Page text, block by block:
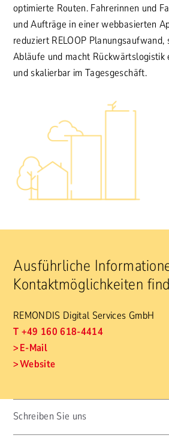
optimierte Routen. Fahrerinnen und
und Aufträge in einer webbasierten
reduziert RELOOP
Abläufe und macht
und skalierbar im Tagesgeschäft.
Ausführliche
Kontaktmöglichkeiten
REMONDIS Digital Services GmbH
T +49 160 618-4414
E-Mail
Website
Schreiben Sie uns